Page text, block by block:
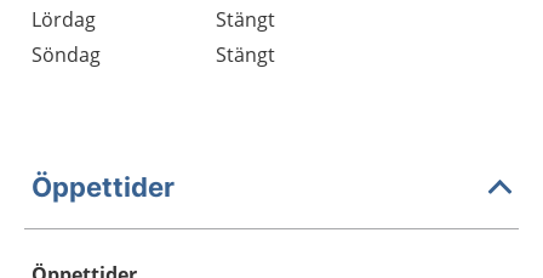
Lördag
Stängt
Söndag
Stängt
Öppettider